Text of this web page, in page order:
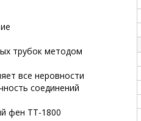
трубок методом
все неровности
соединений
фен ТТ-1800